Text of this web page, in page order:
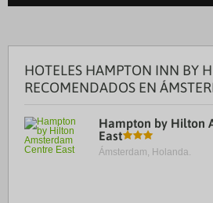
HOTELES HAMPTON INN BY
RECOMENDADOS EN
Hampton by Hilton
East
Ámsterdam, Holanda.